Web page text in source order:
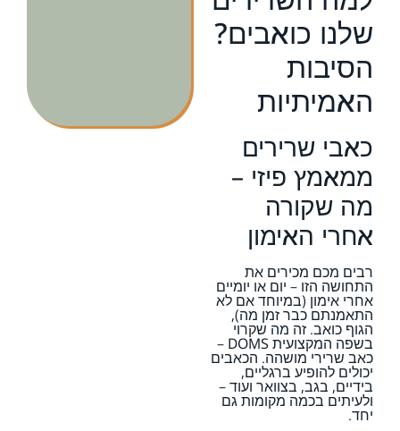
שלנו כואבים?
הסיבות
האמיתיות
כאבי שרירים
ממאמץ פיזי –
מה שקורה
אחרי האימון
רבים מכם מכירים את
התחושה הזו – יום או יומיים
אחרי אימון (במיוחד אם לא
התאמנתם כבר זמן מה),
הגוף כואב. זה מה שקרוי
בשפה המקצועית DOMS –
כאב שרירי מושהה. הכאבים
יכולים להופיע ברגליים,
בידיים, בגב, בצוואר ועוד –
ולעיתים בכמה מקומות גם
יחד.